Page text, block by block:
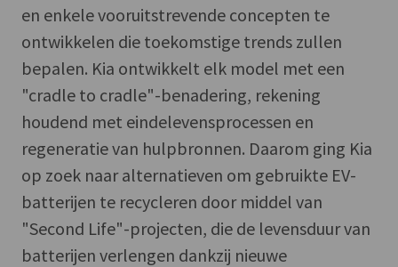
en enkele vooruitstrevende concepten te
ontwikkelen die toekomstige trends zullen
bepalen. Kia ontwikkelt elk model met een
"cradle to cradle"-benadering, rekening
houdend met eindelevensprocessen en
regeneratie van hulpbronnen. Daarom ging Kia
op zoek naar alternatieven om gebruikte EV-
batterijen te recycleren door middel van
"Second Life"-projecten, die de levensduur van
batterijen verlengen dankzij nieuwe